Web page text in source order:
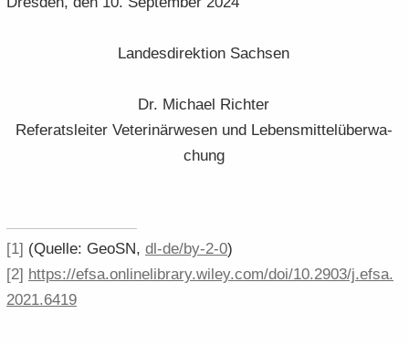
Lan­des­di­rek­ti­on Sach­sen
Dr. Mi­cha­el Rich­ter
Re­fe­rats­lei­ter Ve­te­ri­när­we­sen und Le­bens­mit­tel­über­wa­
chung
[1] (Quel­le: GeoSN, dl-​​de/​by-​2-​0)
[2] https:/​/​efsa.​onlinelibrary.​wiley.​com/​doi/​10.​2903/​j.​efsa.​
2021.​6419